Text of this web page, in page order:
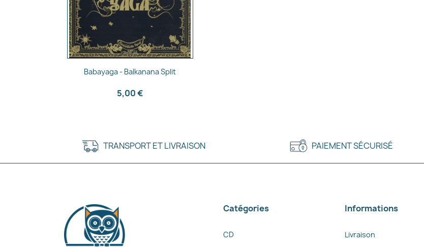
Aperçu rapide
Babayaga - Balkanana Split
5,00 €
TRANSPORT ET LIVRAISON PAIEMENT SÉCURISÉ
Catégories
CD
Informations
Livraison